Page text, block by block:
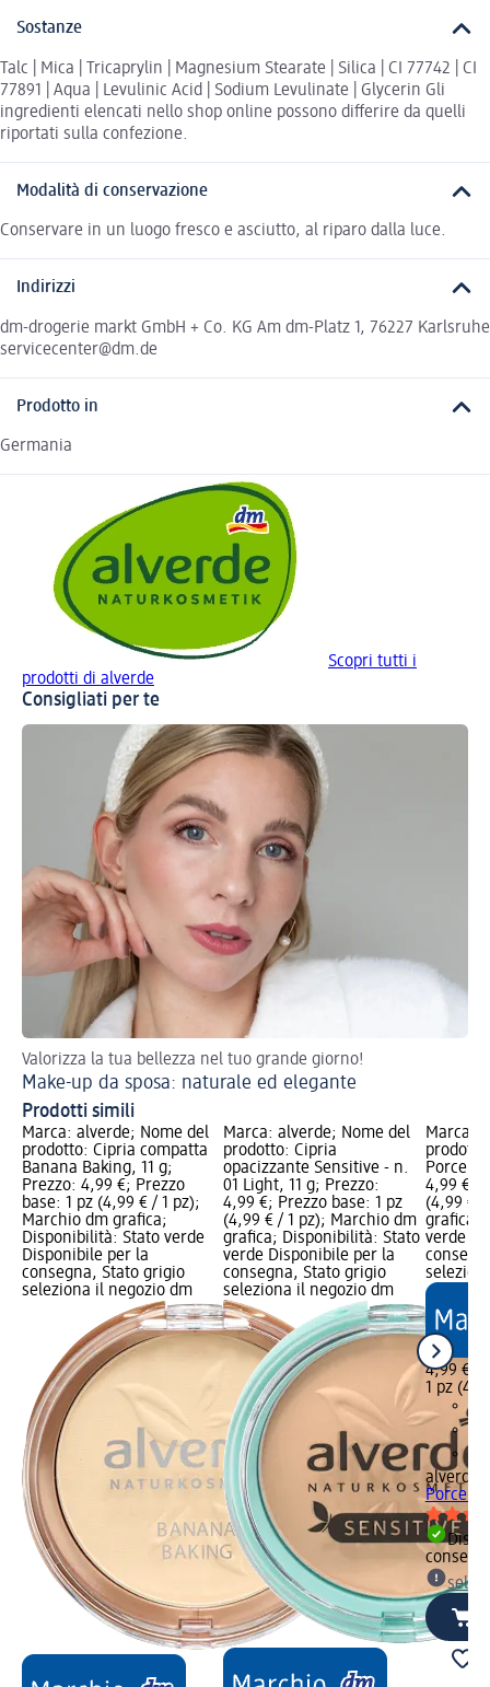
Sostanze
Talc | Mica | Tricaprylin | Magnesium Stearate | Silica | CI 77742 | CI
77891 | Aqua | Levulinic Acid | Sodium Levulinate | Glycerin Gli
ingredienti elencati nello shop online possono differire da quelli
riportati sulla confezione.
Modalità di conservazione
Conservare in un luogo fresco e asciutto, al riparo dalla luce.
Indirizzi
dm-drogerie markt GmbH + Co. KG Am dm-Platz 1, 76227 Karlsruhe
servicecenter@dm.de
Prodotto in
Germania
Scopri tutti i
prodotti di alverde
Consigliati per te
Valorizza la tua bellezza nel tuo grande giorno!
Make-up da sposa: naturale ed elegante
Prodotti simili
Marca: alverde; Nome del
prodotto: Cipria compatta
Banana Baking, 11 g;
Prezzo: 4,99 €; Prezzo
base: 1 pz (4,99 € / 1 pz);
Marchio dm grafica;
Disponibilità: Stato verde
Disponibile per la
consegna, Stato grigio
seleziona il negozio dm
Marca: alverde; Nome del
prodotto: Cipria
opacizzante Sensitive - n.
01 Light, 11 g; Prezzo:
4,99 €; Prezzo base: 1 pz
(4,99 € / 1 pz); Marchio dm
grafica; Disponibilità: Stato
verde Disponibile per la
consegna, Stato grigio
seleziona il negozio dm
Marca:
4,99 €;
(4,99 € /
grafica;
verde
4,99 €
1 pz
alverde